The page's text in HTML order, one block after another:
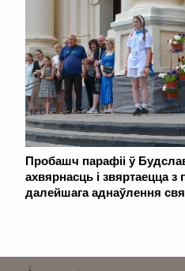
Пробашч парафіі ў
ахвярнасць і звяртаецца
далейшага аднаўлення